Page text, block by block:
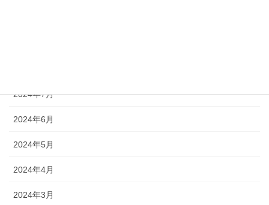
2024年7月
2024年6月
2024年5月
2024年4月
2024年3月